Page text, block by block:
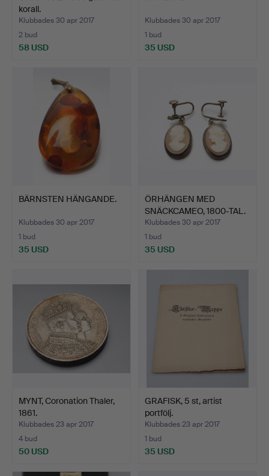
korall.
Klubbades 30 apr 2017
2 bud
58 USD
Klubbades 30 apr 2017
1 bud
35 USD
BÄRNSTEN HÄNGANDE.
Klubbades 30 apr 2017
1 bud
35 USD
ÖRHÄNGEN MED
SNÄCKCAMEO, 1800-TAL.
Klubbades 30 apr 2017
1 bud
35 USD
MYNT, Coronation Thaler,
1861.
Klubbades 23 apr 2017
4 bud
50 USD
GRAFISK, 5 st, artist
portfölj.
Klubbades 23 apr 2017
1 bud
35 USD